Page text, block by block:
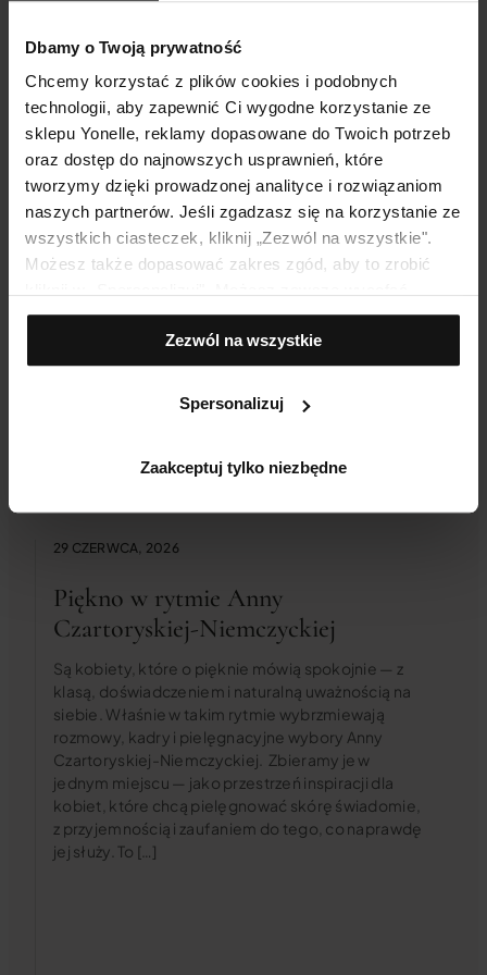
Dbamy o Twoją prywatność
Chcemy korzystać z plików cookies i podobnych
technologii, aby zapewnić Ci wygodne korzystanie ze
sklepu Yonelle, reklamy dopasowane do Twoich potrzeb
oraz dostęp do najnowszych usprawnień, które
tworzymy dzięki prowadzonej analityce i rozwiązaniom
naszych partnerów. Jeśli zgadzasz się na korzystanie ze
wszystkich ciasteczek, kliknij „Zezwól na wszystkie".
Możesz także dopasować zakres zgód, aby to zrobić
zgodę, np. zmieniając ustawienia cookies, usuwając je
lub zmieniając ustawienia przeglądarki.
Zezwól na wszystkie
Spersonalizuj
Zaakceptuj tylko niezbędne
ZESTAW
PREZENTOWY
ENDOLIFTINGUJĄCY
RYTUAŁ BLASKU
Dodaj do koszyka
Odmładzający
Botulinowy Krem-
Booster
Dodaj do koszyka
Polecane artykuły
29 CZERWCA, 2026
Piękno w rytmie Anny
Czartoryskiej-Niemczyckiej
Są kobiety, które o pięknie mówią spokojnie — z
klasą, doświadczeniem i naturalną uważnością na
siebie. Właśnie w takim rytmie wybrzmiewają
rozmowy, kadry i pielęgnacyjne wybory Anny
Czartoryskiej-Niemczyckiej. Zbieramy je w
jednym miejscu — jako przestrzeń inspiracji dla
kobiet, które chcą pielęgnować skórę świadomie,
z przyjemnością i zaufaniem do tego, co naprawdę
jej służy. To […]